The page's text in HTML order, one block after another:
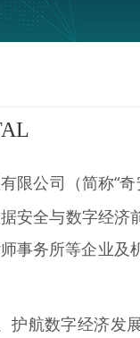
限公司（简称“
安全与数字经
事务所等企业
航数字经济发